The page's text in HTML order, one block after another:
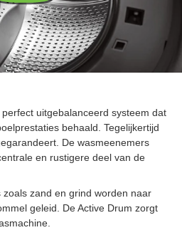
uitgebalanceerd systeem dat
behaald. Tegelijkertijd
De wasmeenemers
en rustigere deel van de
zand en grind worden naar
geleid. De Active Drum zorgt